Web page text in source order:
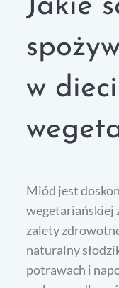
Jakie
w
Miód jest
wegetariańskiej
zalety
naturalny
potrawach i